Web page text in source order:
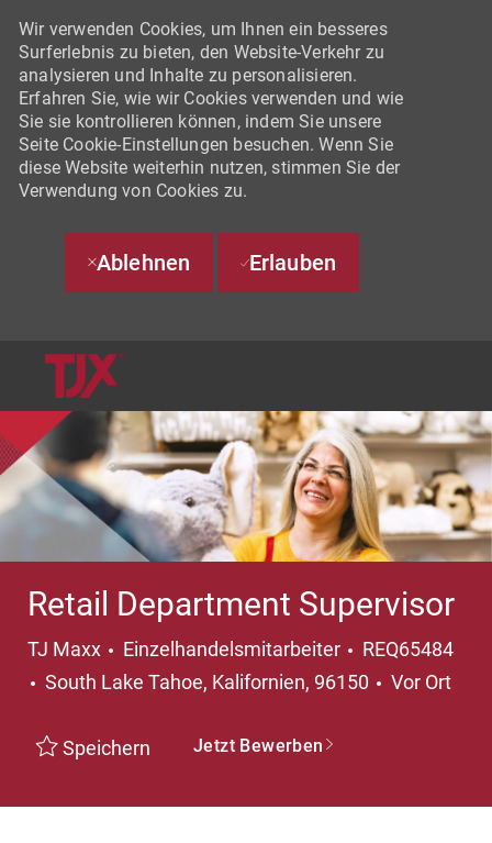
Wir verwenden Cookies, um Ihnen ein besseres
Surferlebnis zu bieten, den Website-Verkehr zu
analysieren und Inhalte zu personalisieren.
Erfahren Sie, wie wir Cookies verwenden und wie
Sie sie kontrollieren können, indem Sie unsere
Seite Cookie-Einstellungen besuchen. Wenn Sie
diese Website weiterhin nutzen, stimmen Sie der
Verwendung von Cookies zu.
Ablehnen Erlauben
Retail Department Supervisor
TJ Maxx Kategorie
Einzelhandelsmitarbeiter
REQ65484
Ort
South Lake Tahoe, Kalifornien, 96150 Vor Ort
Speichern Jetzt Bewerben